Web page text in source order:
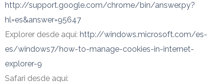
http://support.google.com/chrome/bin/answer.py?
hl=es&answer=95647
Explorer desde aquí: http://windows.microsoft.com/es-
es/windows7/how-to-manage-cookies-in-internet-
explorer-9
Safari desde aquí: